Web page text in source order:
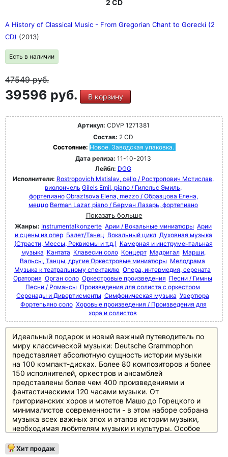
2 CD
A History of Classical Music - From Gregorian Chant to Gorecki (2
CD) (2013)
Есть в наличии
47549руб.
39596 руб. В корзину
Артикул: CDVP 1271381
Состав: 2 CD
Состояние: Новое. Заводская упаковка.
Дата релиза: 11-10-2013
Лейбл: DGG
Исполнители: Rostropovich Mstislav, cello / Ростропович Мстислав,
виолончель Gilels Emil, piano / Гилельс Эмиль,
фортепиано Obraztsova Elena, mezzo / Образцова Елена,
меццо Berman Lazar, piano / Берман Лазарь, фортепиано
Показать больше
Жанры: Instrumentalkonzerte Арии / Вокальные миниатюры Арии
и сцены из опер Балет/Танец Вокальный цикл Духовная музыка
(Страсти, Мессы, Реквиемы и т.д.) Камерная и инструментальная
музыка Кантата Клавесин соло Концерт Мадригал Марши,
Вальсы, Танцы, другие Оркестровые миниатюры Мелодрама
Музыка к театральному спектаклю Опера, интермедия, серената
Оратория Орган соло Оркестровые произведения Песни / Гимны
Песни / Романсы Произведения для солиста с оркестром
Серенады и Дивертисменты Симфоническая музыка Увертюра
Фортепьяно соло Хоровые произведения / Произведения для
хора и солистов
Идеальный подарок и новый важный путеводитель по
миру классической музыки: Deutsche Grammophon
представляет абсолютную сущность истории музыки
на 100 компакт-дисках. Более 80 композиторов и более
150 исполнителей, оркестров и ансамблей
представлены более чем 400 произведениями и
фантастическими 120 часами музыки. От
григорианских хоров и мотетов Машо до Горецкого и
минималистов современности - в этом наборе собрана
музыка всех важных эпох и этапов истории музыки,
необходимая любителям музыки и культуры. Особое
классиками и романтиками, а также XX веку, который
Хит продаж